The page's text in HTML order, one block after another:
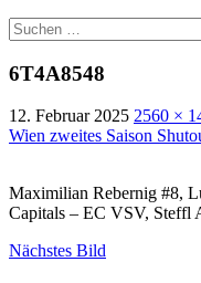
Suchen
nach:
6T4A8548
12. Februar 2025 2560 ×
Wien zweites Saison
Maximilian Rebernig #8,
Capitals – EC VSV, Steffl
Nächstes Bild